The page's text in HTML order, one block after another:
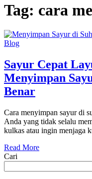
Tag: cara
Blog
Sayur Cepat
Menyimpan
Benar
Cara menyimpan sayur di
Anda yang tidak selalu
kulkas atau ingin menjaga
Read More
Cari